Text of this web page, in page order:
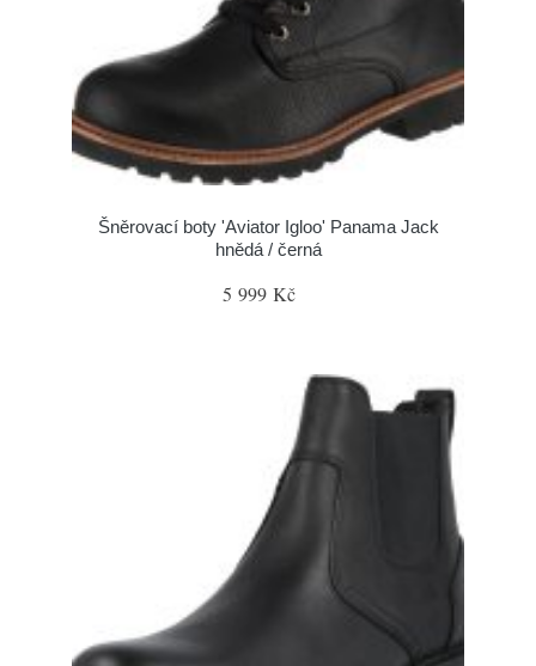
Šněrovací boty 'Aviator Igloo' Panama Jack
hnědá / černá
5 999 Kč